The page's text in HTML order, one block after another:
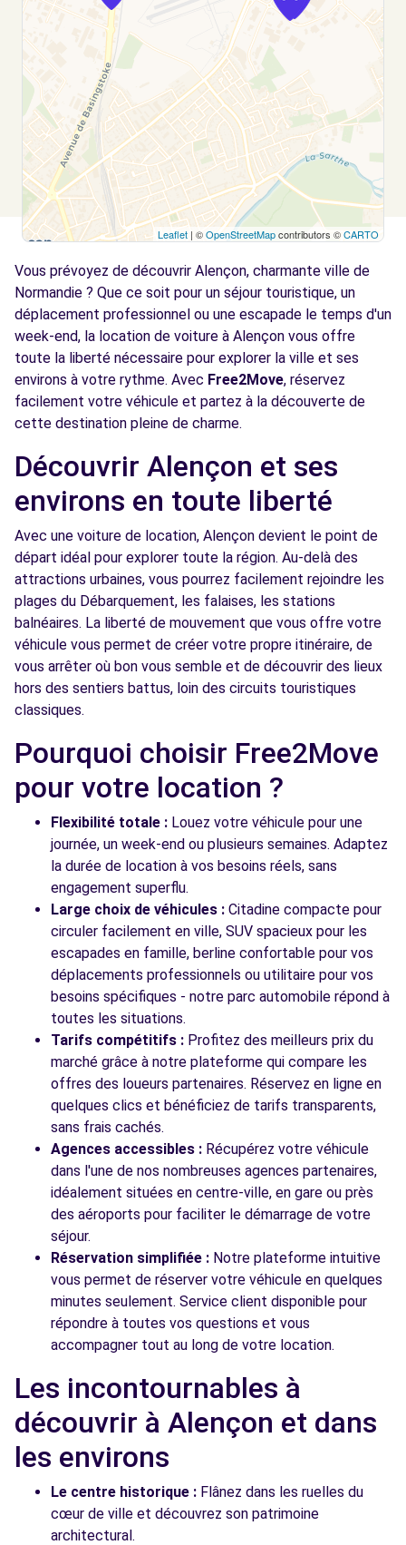
Leaflet | ©OpenStreetMapcontributors ©CARTO
Vous prévoyez de découvrir Alençon, charmante ville de
Normandie ? Que ce soit pour un séjour touristique, un
déplacement professionnel ou une escapade le temps d'un
week-end, la location de voiture à Alençon vous offre
toute la liberté nécessaire pour explorer la ville et ses
environs à votre rythme. Avec Free2Move, réservez
facilement votre véhicule et partez à la découverte de
cette destination pleine de charme.
Découvrir Alençon et ses
environs en toute liberté
Avec une voiture de location, Alençon devient le point de
départ idéal pour explorer toute la région. Au-delà des
attractions urbaines, vous pourrez facilement rejoindre les
plages du Débarquement, les falaises, les stations
balnéaires. La liberté de mouvement que vous offre votre
véhicule vous permet de créer votre propre itinéraire, de
vous arrêter où bon vous semble et de découvrir des lieux
hors des sentiers battus, loin des circuits touristiques
classiques.
Pourquoi choisir Free2Move
pour votre location ?
Flexibilité totale : Louez votre véhicule pour une
journée, un week-end ou plusieurs semaines. Adaptez
la durée de location à vos besoins réels, sans
engagement superflu.
Large choix de véhicules : Citadine compacte pour
circuler facilement en ville, SUV spacieux pour les
escapades en famille, berline confortable pour vos
déplacements professionnels ou utilitaire pour vos
besoins spécifiques - notre parc automobile répond à
toutes les situations.
Tarifs compétitifs : Profitez des meilleurs prix du
marché grâce à notre plateforme qui compare les
offres des loueurs partenaires. Réservez en ligne en
quelques clics et bénéficiez de tarifs transparents,
sans frais cachés.
Agences accessibles : Récupérez votre véhicule
dans l'une de nos nombreuses agences partenaires,
idéalement situées en centre-ville, en gare ou près
des aéroports pour faciliter le démarrage de votre
séjour.
Réservation simplifiée : Notre plateforme intuitive
vous permet de réserver votre véhicule en quelques
minutes seulement. Service client disponible pour
répondre à toutes vos questions et vous
accompagner tout au long de votre location.
Les incontournables à
découvrir à Alençon et dans
les environs
Le centre historique : Flânez dans les ruelles du
cœur de ville et découvrez son patrimoine
architectural.